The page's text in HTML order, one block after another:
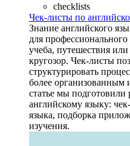
checklists
Чек-листы по
Знание английского
для профессионального
учеба, путешествия
кругозор. Чек-листы
структурировать
более
статье мы
английскому языку:
языка, подборка
изучения.